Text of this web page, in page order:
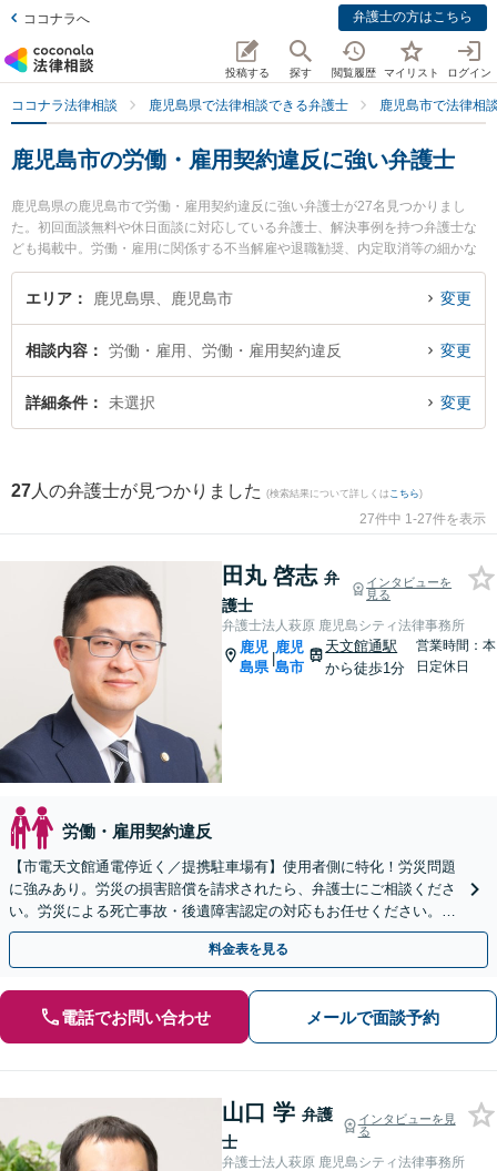
ココナラへ 弁護士の方はこちら
投稿する 探す 閲覧履歴 マイリスト ログイン
ココナラ法律相談 鹿児島県で法律相談できる弁護士 鹿児島市で法律相
鹿児島市の労働・雇用契約違反に強い弁護士
鹿児島県の鹿児島市で労働・雇用契約違反に強い弁護士が27名見つかりまし
た。初回面談無料や休日面談に対応している弁護士、解決事例を持つ弁護士な
ども掲載中。労働・雇用に関係する不当解雇や退職勧奨、内定取消等の細かな
分野での絞り込み検索もでき便利です。特に弁護士法人萩原 鹿児島シティ法律
事務所の田丸 啓志弁護士や弁護士法人萩原 鹿児島シティ法律事務所の山口 学
契約違反のトラブルを今すぐに弁護士に相談したい』『労働・雇用契約違反の
トラブル解決の実績豊富な近くの弁護士を検索したい』『初回相談無料で労
働・雇用契約違反を法律相談できる鹿児島市内の弁護士に相談予約したい』な
エリア 鹿児島県、鹿児島市 変更
相談内容 労働・雇用、労働・雇用契約違反 変更
詳細条件 未選択 変更
27 人の弁護士が見つかりました (検索結果について詳しくは こちら)
27件中 1-27件を表示
田丸 啓志 弁
護士
インタビューを
見る
弁護士法人萩原 鹿児島シティ法律事務所
鹿児
島県
|
鹿児
島市
天文館通駅
から徒歩1分
営業時間：本
日定休日
労働・雇用契約違反
【市電天文館通電停近く／提携駐車場有】使用者側に特化！労災問題
に強みあり。労災の損害賠償を請求されたら、弁護士にご相談くださ
い。労災による死亡事故・後遺障害認定の対応もお任せください。
【休日相談可能（要予約）】
料金表を見る
電話でお問い合わせ メールで面談予約
山口 学 弁護
士
インタビューを見
る
弁護士法人萩原 鹿児島シティ法律事務所